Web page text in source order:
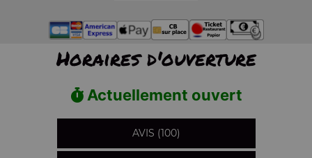
Horaires d'ouverture
Actuellement ouvert
AVIS (100)